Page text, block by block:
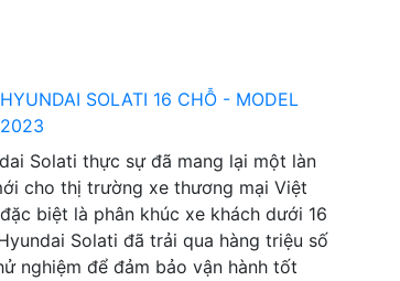
HYUNDAI SOLATI 16 CHỖ - MODEL
2023
Solati thực sự đã mang lại một làn
cho thị trường xe thương mại Việt
biệt là phân khúc xe khách dưới 16
Solati đã trải qua hàng triệu số
nghiệm để đảm bảo vận hành tốt